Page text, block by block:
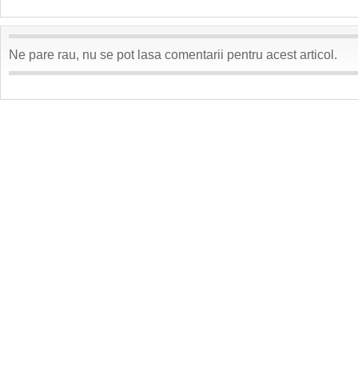
Ne pare rau, nu se pot lasa comentarii pentru acest articol.